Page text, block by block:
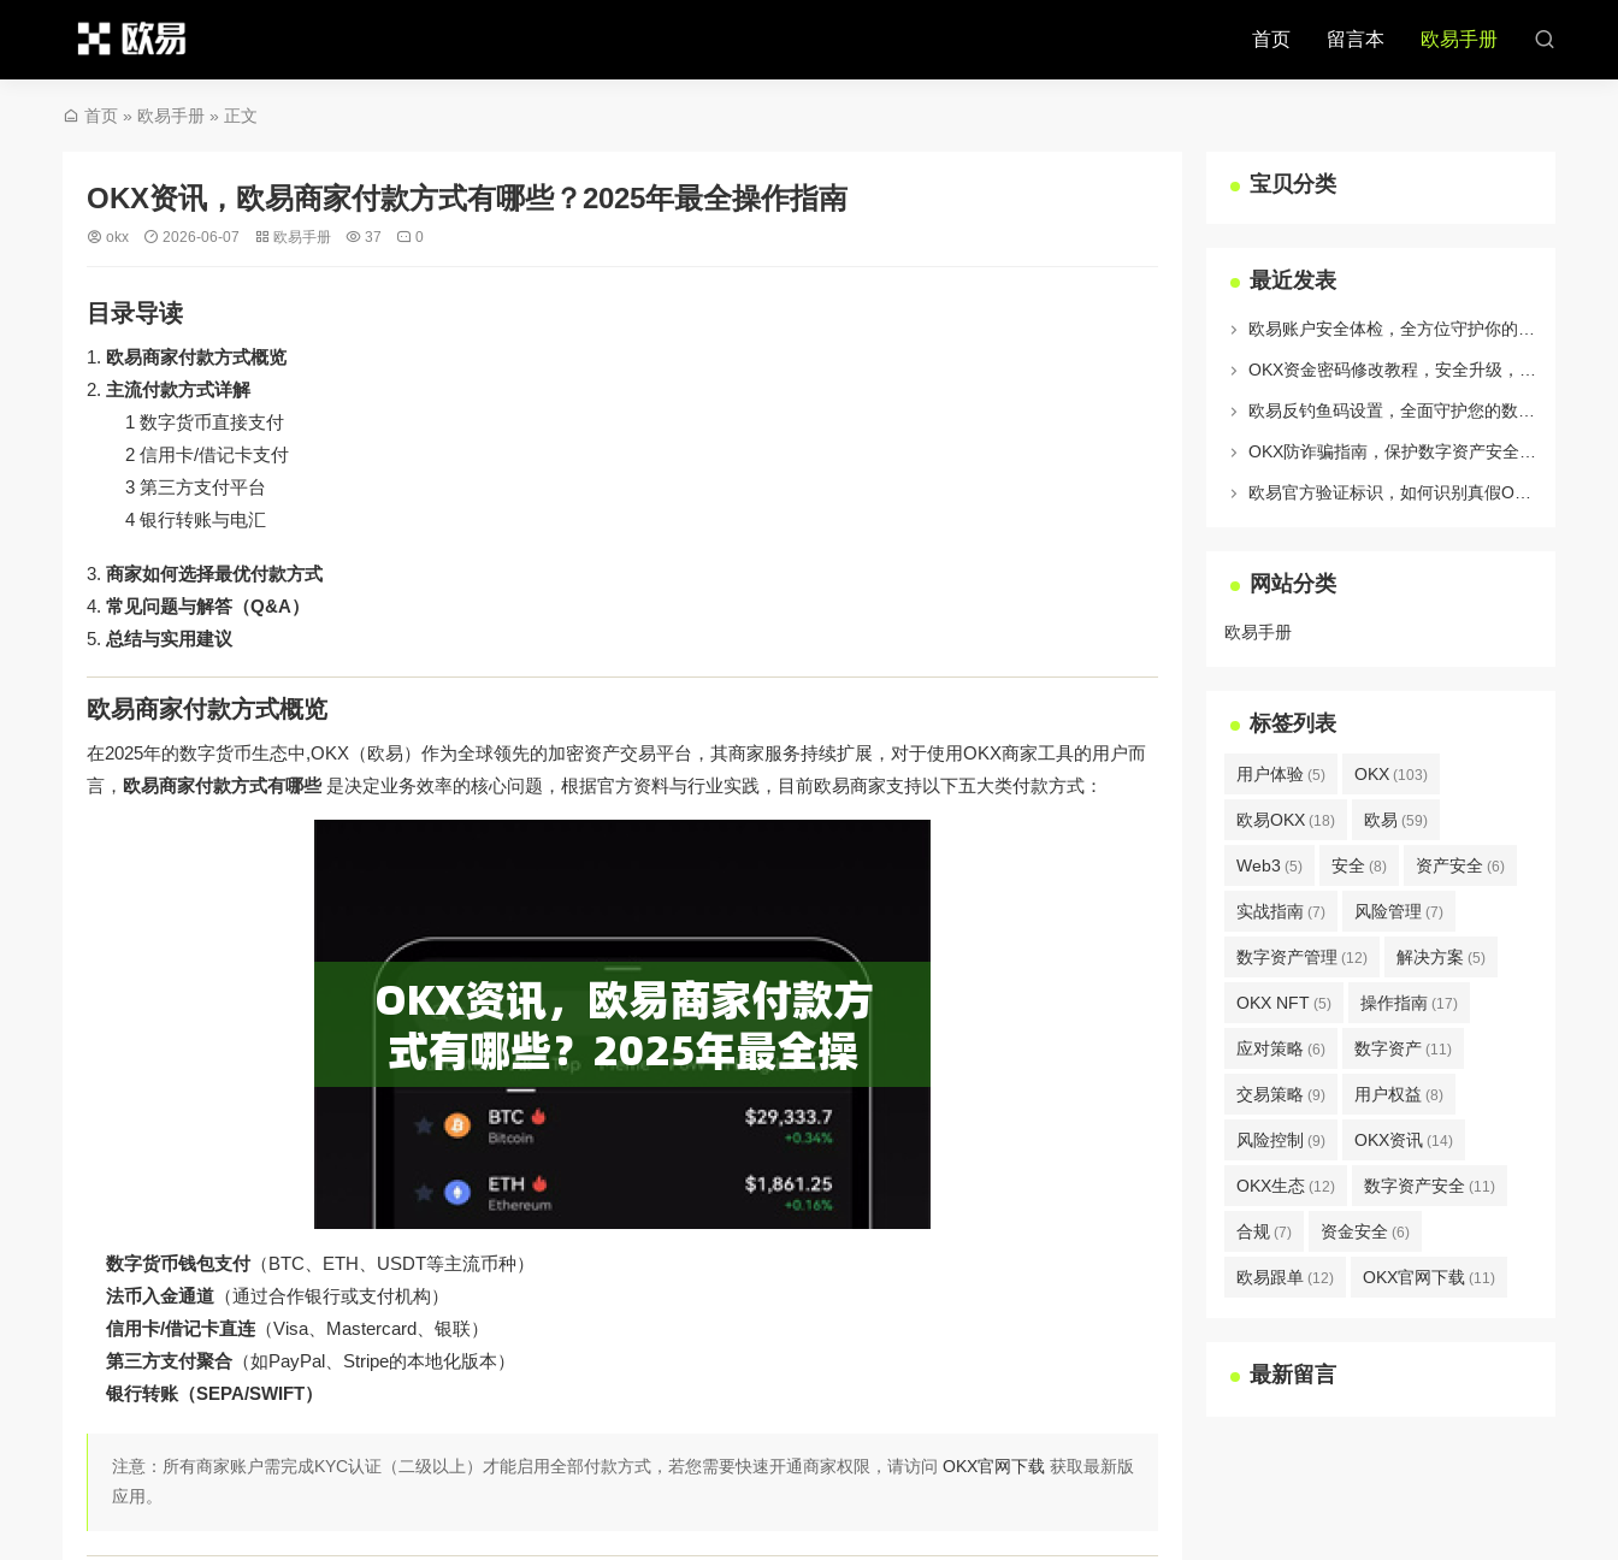
首页 留言本 欧易手册
首页 » 欧易手册 » 正文
OKX资讯，欧易商家付款方式有哪些？2025年最全操作指南
okx 2026-06-07 欧易手册 37 0
目录导读
欧易商家付款方式概览
主流付款方式详解
1 数字货币直接支付
2 信用卡/借记卡支付
3 第三方支付平台
4 银行转账与电汇
商家如何选择最优付款方式
常见问题与解答（Q&A）
总结与实用建议
欧易商家付款方式概览
在2025年的数字货币生态中,OKX（欧易）作为全球领先的加密资产交易平台，其商家服务持续扩展，对于使用OKX商家工具的用户而
言， 欧易商家付款方式有哪些是决定业务效率的核心问题，根据官方资料与行业实践，目前欧易商家支持以下五大类付款方式：
数字货币钱包支付（BTC、ETH、USDT等主流币种）
法币入金通道 （通过合作银行或支付机构）
信用卡/借记卡直连 （Visa、Mastercard、银联）
第三方支付聚合 （如PayPal、Stripe的本地化版本）
银行转账（SEPA/SWIFT）
注意：所有商家账户需完成KYC认证（二级以上）才能启用全部付款方式，若您需要快速开通商家权限，请访问 OKX官网下载 获取最新版
应用。
宝贝分类
最近发表
网站分类
欧易手册
标签列表
用户体验 (5) OKX (103)
欧易OKX (18) 欧易 (59)
Web3 (5) 安全 (8) 资产安全 (6)
实战指南 (7) 风险管理 (7)
数字资产管理 (12) 解决方案 (5)
OKX NFT (5) 操作指南 (17)
应对策略 (6) 数字资产 (11)
交易策略 (9) 用户权益 (8)
风险控制 (9) OKX资讯 (14)
OKX生态 (12) 数字资产安全 (11)
合规 (7) 资金安全 (6)
欧易跟单 (12) OKX官网下载 (11)
最新留言